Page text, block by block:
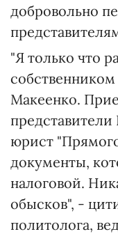
добровольно
"Я только что
Макеенко.
юрист
документы,
налоговой.
обысков", -
политолога,